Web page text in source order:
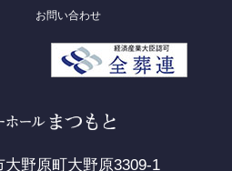
お問い合わせ
野原町大野原3309-1